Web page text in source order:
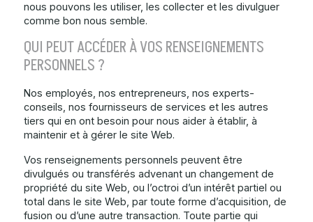
nous pouvons les utiliser, les collecter et les divulguer
comme bon nous semble.
QUI PEUT ACCÉDER À VOS RENSEIGNEMENTS
PERSONNELS ?
Nos employés, nos entrepreneurs, nos experts-
conseils, nos fournisseurs de services et les autres
tiers qui en ont besoin pour nous aider à établir, à
maintenir et à gérer le site Web.
Vos renseignements personnels peuvent être
divulgués ou transférés advenant un changement de
propriété du site Web, ou l’octroi d’un intérêt partiel ou
total dans le site Web, par toute forme d’acquisition, de
fusion ou d’une autre transaction. Toute partie qui